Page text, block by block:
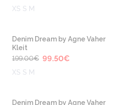
XS S M
-50%
Denim Dream by Agne Vaher
Kleit
199.00€ 99.50€
XS S M
-50%
Denim Dream by Agne Vaher